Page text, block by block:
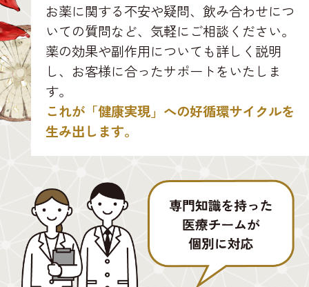
お薬に関する不安や疑問、飲み合わせにつ
いての質問など、気軽にご相談ください。
薬の効果や副作用についても詳しく説明
し、お客様に合ったサポートをいたしま
す。
これが「健康実現」への好循環サイクルを
生み出します。